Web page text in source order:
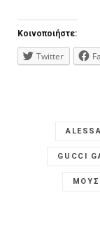
Κοινοποιήστε:
Twitter
GUCCI